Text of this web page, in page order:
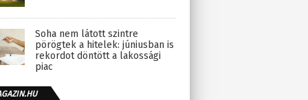
Soha nem látott szintre
pörögtek a hitelek: júniusban is
rekordot döntött a lakossági
piac